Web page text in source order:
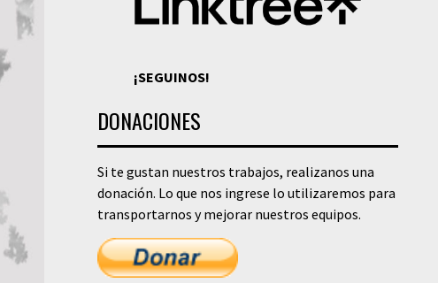
¡SEGUINOS!
DONACIONES
Si te gustan nuestros trabajos, realizanos una
donación. Lo que nos ingrese lo utilizaremos para
transportarnos y mejorar nuestros equipos.